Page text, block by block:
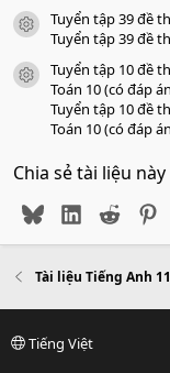
icon tài liệu
Tuyển tập 39 đề
Tuyển tập 39 đề
icon tài liệu
Tuyển tập 10 đề
Toán 10 (có đáp
Tuyển tập 10 đề
Toán 10 (có đáp
Chia sẻ tài liệu này
BlueskyLinkedIn
Reddit
Tài liệu Tiếng Anh 11
Tiếng Việt